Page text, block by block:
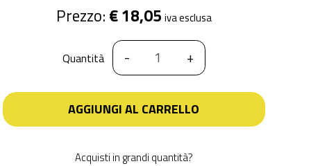
Prezzo: € 18,05 iva esclusa
Quantità - +
AGGIUNGI AL CARRELLO
Acquisti in grandi quantità?